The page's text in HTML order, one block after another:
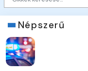
Népszerű